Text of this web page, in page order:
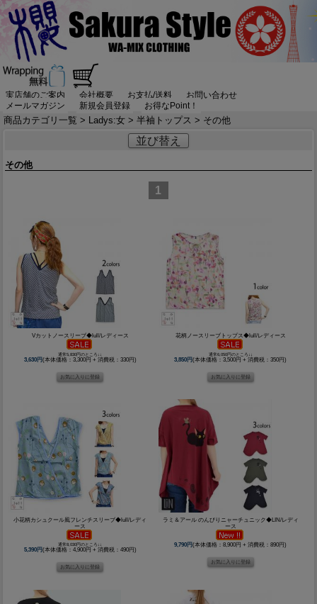
実店舗のご案内 会社概要 お支払/送料
お問い合わせ
メールマガジン
新規会員登録 お得なPoint！
商品カテゴリ一覧 > Ladys:女 > 半袖トップス > その他
並び替え
その他
1
Vカットノースリーブ◆lull/レディース
通常5,830円のところ↓↓
3,630円(本体価格：3,300円 + 消費税：330円)
花柄ノースリーブトップス◆lull/レディース
通常6,050円のところ↓↓
3,850円(本体価格：3,500円 + 消費税：350円)
小花柄カシュクール風フレンチスリーブ◆lull/レディ
ース
通常8,030円のところ↓↓
5,390円(本体価格：4,900円 + 消費税：490円)
ラミ＆アール のんびりニャーチュニック◆LIN/レディ
ース
9,790円(本体価格：8,900円 + 消費税：890円)